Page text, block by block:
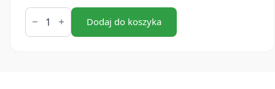
ilość
Miseczka
COPPA
biała
Dodaj do koszyka